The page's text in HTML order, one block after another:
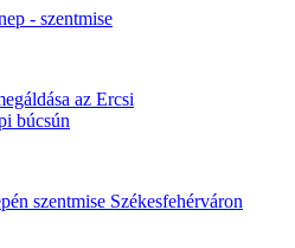
- szentmise
az Ercsi
búcsún
szentmise Székesfehérváron